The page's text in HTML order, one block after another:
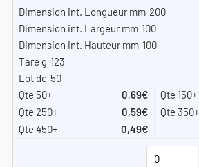
200
100
100
123
50
0,69€
0,59€
0,49€